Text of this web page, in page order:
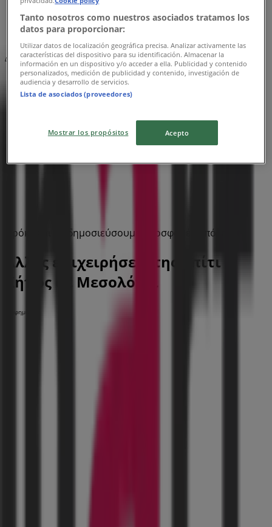
51 m
Διαφημίσεις
Πρόκειται να δημοσιεύσουμε προσφορές από Inart
Άλλες επιχειρήσεις της Σπίτι &
Κήπος σε Μεσολόγγι
Διαφημίσεις
Tanto nosotros como nuestros asociados tratamos los
datos para proporcionar:
Utilizar datos de localización geográfica precisa. Analizar activamente las
características del dispositivo para su identificación. Almacenar la
información en un dispositivo y/o acceder a ella. Publicidad y contenido
personalizados, medición de publicidad y contenido, investigación de
audiencia y desarrollo de servicios.
Lista de asociados (proveedores)
Mostrar los propósitos Acepto